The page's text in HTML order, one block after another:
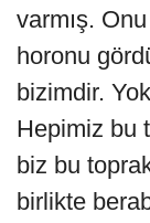
varmış.
horonu
bizimdir.
Hepimiz bu
biz bu
birlikte